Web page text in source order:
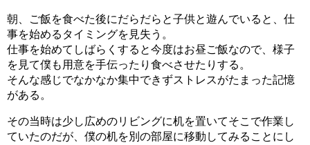
朝、ご飯を食べた後にだらだらと子供と遊んでいると、仕
事を始めるタイミングを見失う。
仕事を始めてしばらくすると今度はお昼ご飯なので、様子
を見て僕も用意を手伝ったり食べさせたりする。
そんな感じでなかなか集中できずストレスがたまった記憶
がある。
その当時は少し広めのリビングに机を置いてそこで作業し
ていたのだが、僕の机を別の部屋に移動してみることにし